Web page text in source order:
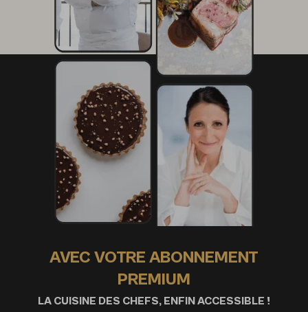
AVEC VOTRE ABONNEMENT
PREMIUM
LA CUISINE DES CHEFS, ENFIN ACCESSIBLE !